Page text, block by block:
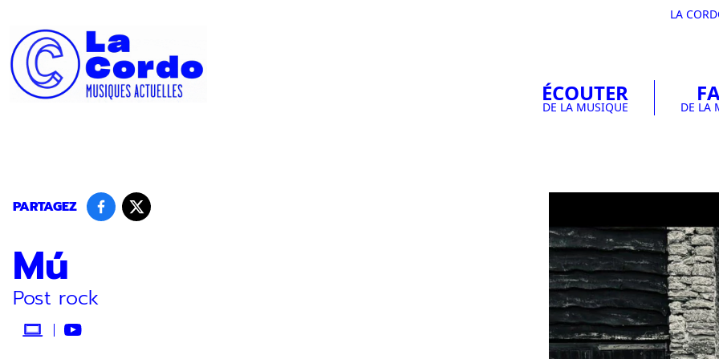
LA
ÉCOUTER
DE LA MUSIQUE DE LA
PARTAGEZ
Mú
Post rock